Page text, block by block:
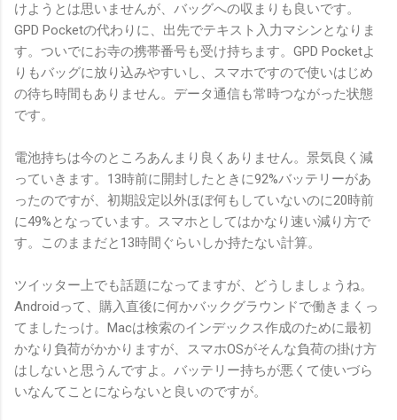
けようとは思いませんが、バッグへの収まりも良いです。
GPD Pocketの代わりに、出先でテキスト入力マシンとなりま
す。ついでにお寺の携帯番号も受け持ちます。GPD Pocketよ
りもバッグに放り込みやすいし、スマホですので使いはじめ
の待ち時間もありません。データ通信も常時つながった状態
です。
電池持ちは今のところあんまり良くありません。景気良く減
っていきます。13時前に開封したときに92%バッテリーがあ
ったのですが、初期設定以外ほぼ何もしていないのに20時前
に49%となっています。スマホとしてはかなり速い減り方で
す。このままだと13時間ぐらいしか持たない計算。
ツイッター上でも話題になってますが、どうしましょうね。
Androidって、購入直後に何かバックグラウンドで働きまくっ
てましたっけ。Macは検索のインデックス作成のために最初
かなり負荷がかかりますが、スマホOSがそんな負荷の掛け方
はしないと思うんですよ。バッテリー持ちが悪くて使いづら
いなんてことにならないと良いのですが。